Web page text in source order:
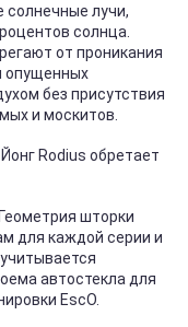
солнечные лучи,
солнца.
от проникания
опущенных
без присутствия
и москитов.
Rodius обретает
шторки
для каждой серии и
автостекла для
EscO.